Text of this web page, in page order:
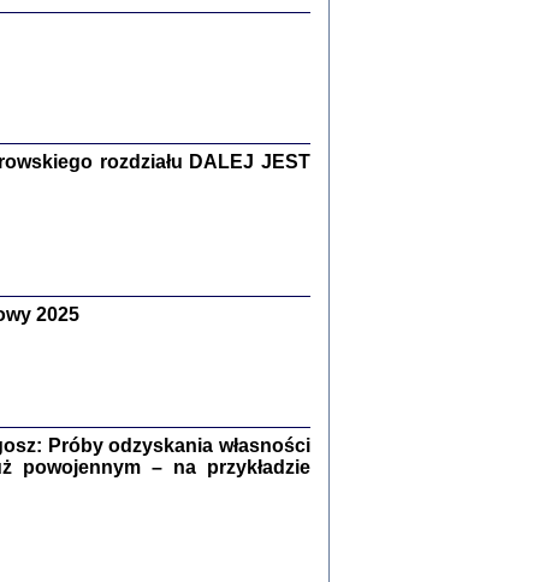
rozdziału DALEJ JEST
2025
Próby odzyskania własności
powojennym – na przykładzie